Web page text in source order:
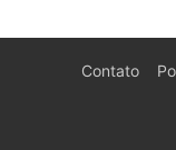
Contato